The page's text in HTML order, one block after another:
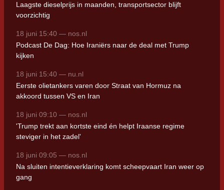
Laagste dieselprijs in maanden, transportsector blijft
voorzichtig
18 juni 15:40 — nos.nl
Podcast De Dag: Hoe Iraniërs naar de deal met Trump
kijken
18 juni 15:40 — nu.nl
Eerste olietankers varen door Straat van Hormuz na
akkoord tussen VS en Iran
18 juni 09:10 — nos.nl
'Trump trekt aan kortste eind én helpt Iraanse regime
steviger in het zadel'
18 juni 09:05 — nos.nl
Na sluiten intentieverklaring komt scheepvaart Iran weer op
gang